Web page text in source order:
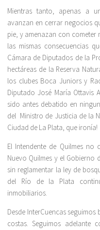
Mientras tanto, apenas a
avanzan en cerrar negocios
pie, y amenazan con cometer
las mismas consecuencias
Cámara de Diputados de la
hectáreas de la Reserva
los clubes Boca Juniors y
Diputado José María Ottavis
sido antes debatido en
del Ministro de Justicia de la
Ciudad de La Plata, que ironía!
El Intendente de Quilmes
Nuevo Quilmes y el Gobierno
sin reglamentar la ley de
del Río de la Plata
inmobiliarios.
Desde InterCuencas
costas. Seguimos adelante